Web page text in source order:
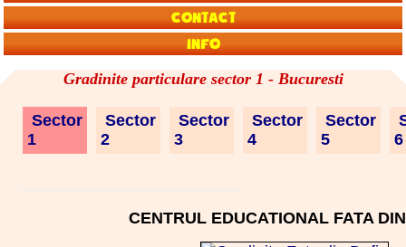
Contact
Info
Gradinite particulare sector 1 - Bucuresti
Sector
1
Sector
2
Sector
3
Sector
4
Sector
5
CENTRUL EDUCATIONAL FATA